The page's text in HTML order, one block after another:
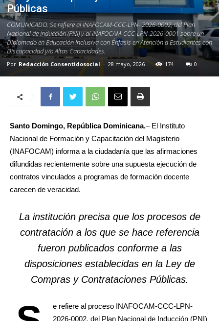
Públicas
COMUNICADO. Se refiere al INAFOCAM-CCC-LPN- 2026-0002, del Plan
Nacional de Inducción (PNI) y al INAFOCAM-CCC-LPN-2026-0001 sobre un
Diplomado en Educación Inclusiva con Énfasis en Atención a Estudiantes con
Discapacidad y/o Altas Capacidades.
Por Redacción Consentidosocial - 28 mayo, 2026 174 0
Santo Domingo, República Dominicana.– El Instituto
Nacional de Formación y Capacitación del Magisterio
(INAFOCAM) informa a la ciudadanía que las afirmaciones
difundidas recientemente sobre una supuesta ejecución de
contratos vinculados a programas de formación docente
carecen de veracidad.
La institución precisa que los procesos de
contratación a los que se hace referencia
fueron publicados conforme a las
disposiciones establecidas en la Ley de
Compras y Contrataciones Públicas.
e refiere al proceso INAFOCAM-CCC-LPN-
2026-0002, del Plan Nacional de Inducción (PNI)